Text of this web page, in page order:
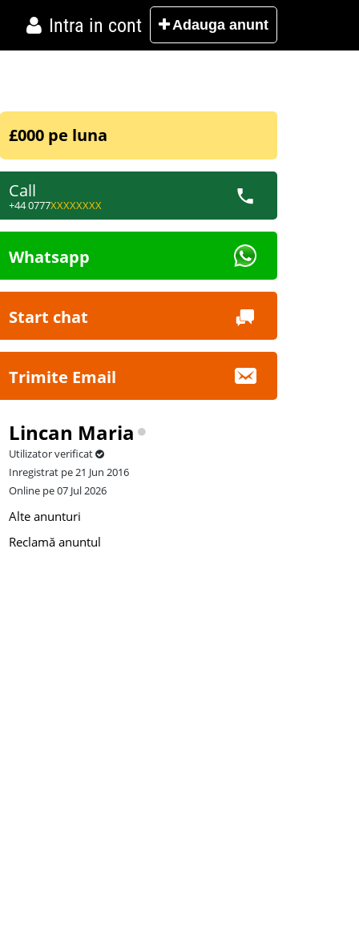
Intra in cont Adauga anunt
£000 pe luna
Call
+44 0777XXXXXXXX
Whatsapp
Start chat
Trimite Email
Lincan Maria
Utilizator verificat
Inregistrat pe 21 Jun 2016
Online pe 07 Jul 2026
Alte anunturi
Reclamă anuntul